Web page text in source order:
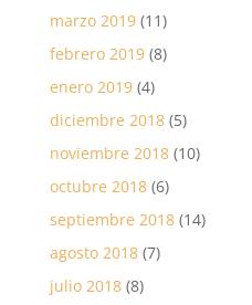
marzo 2019(11)
febrero 2019(8)
enero 2019(4)
diciembre 2018(5)
noviembre 2018(10)
octubre 2018(6)
septiembre 2018(14)
agosto 2018(7)
julio 2018(8)